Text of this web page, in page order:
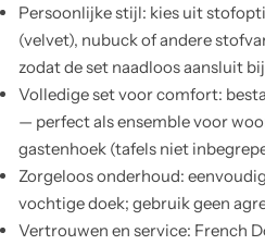
Persoonlijke stijl: kies uit
(velvet), nubuck of andere
zodat de set naadloos aansluit
Volledige set voor comfort:
— perfect als ensemble voor
gastenhoek (tafels niet
Zorgeloos onderhoud:
vochtige doek; gebruik geen
Vertrouwen en service: French